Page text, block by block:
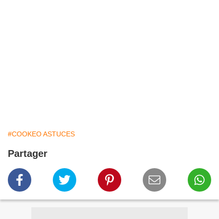
#COOKEO ASTUCES
Partager